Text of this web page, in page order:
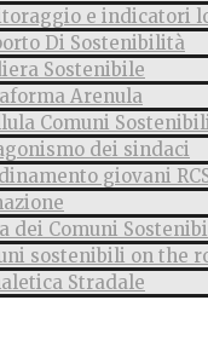
e indicatori
Di Sostenibilità
Sostenibile
Arenula
Comuni
dei sindaci
giovani
dei Comuni
sostenibili on the
Stradale